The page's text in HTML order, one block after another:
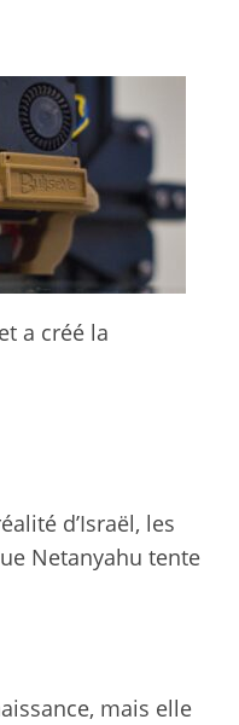
a créé la
d’Israël, les
Netanyahu tente
mais elle